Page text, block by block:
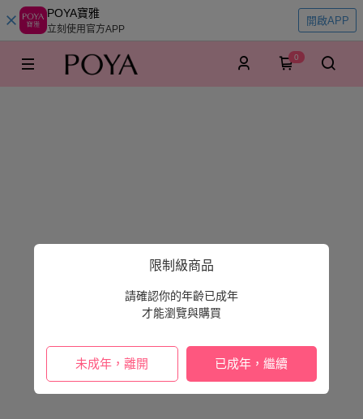
限制級商品
請確認你的年齡已成年
才能瀏覽與購買
未成年，離開 已成年，繼續
POYA寶雅
立刻使用官方APP
開啟APP
0